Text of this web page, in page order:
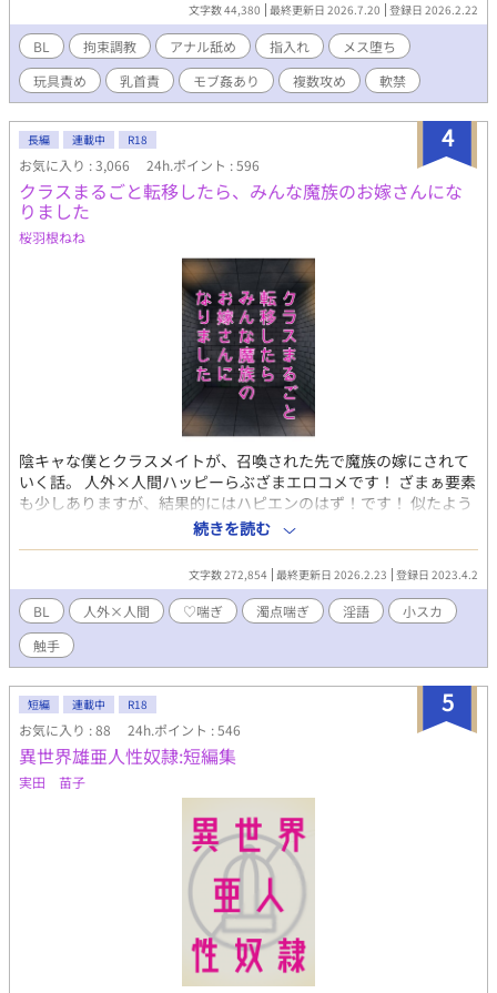
文字数 44,380 最終更新日 2026.7.20 登録日 2026.2.22
BL 拘束調教 アナル舐め 指入れ
メス堕ち
玩具責め
乳首責 モブ姦あり 複数攻め 軟禁
4
長編 連載中 R18
お気に入り : 3,066 24h.ポイント : 596
クラスまるごと転移したら、みんな魔族のお嫁さんにな
りました
桜羽根ねね
陰キャな僕とクラスメイトが、召喚された先で魔族の嫁にされて
いく話。 人外×人間ハッピーらぶざまエロコメです！ ざまぁ要素
も少しありますが、結果的にはハピエンのはず！です！ 似たよう
な話ばかり書いている気がしますが、性癖なのでごめんなさい！
フルコースのメインだけを細々と作っている感じです！ 成分表は
出てくるプレイ（性癖）を羅列しているもので、見るも見ないも
お任せします！ ☆第一部完結！ ☆第二部完結！ ☆第三部更新
中！ 何でも美味しく食べられる方向けです〜！ このキャラ/プレ
イ好きだなって感想で教えてもらえたらとっても嬉しいです♡
続きを読む
文字数 272,854 最終更新日 2026.2.23 登録日 2023.4.2
BL 人外×人間 ♡喘ぎ 濁点喘ぎ 淫語
小スカ
触手
5
短編 連載中 R18
お気に入り : 88 24h.ポイント : 546
異世界雄亜人性奴隷:短編集
実田 苗子